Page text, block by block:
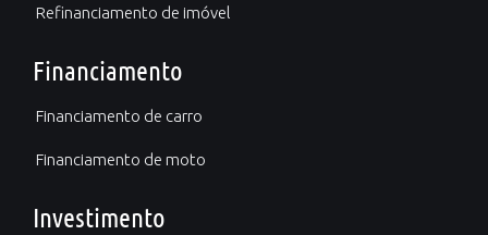
Refinanciamento de imóvel
Financiamento
Financiamento de carro
Financiamento de moto
Investimento